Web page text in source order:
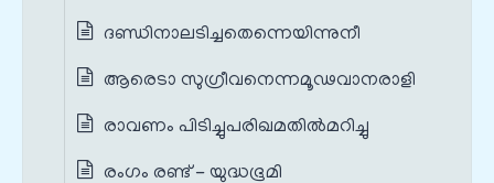
ദണ്ഡിനാലടിച്ചതെന്നെയിന്നുനീ
ആരെടാ സുഗ്രീവനെന്നമൂഢവാനരാളി
രാവണം പിടിച്ചുപരിഖമതില്‍മറിച്ചു
രംഗം രണ്ട് - യുദ്ധഭൂമി